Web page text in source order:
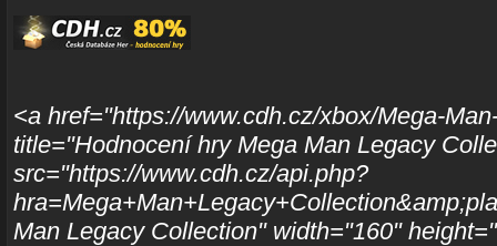
<a href="https://www.cdh.cz/xbox/Mega-
title="Hodnocení hry Mega Man Legacy
src="https://www.cdh.cz/api.php?
Man Legacy Collection" width="160"